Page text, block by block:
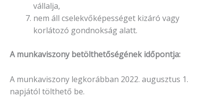
vállalja,
nem áll cselekvőképességet kizáró vagy
korlátozó gondnokság alatt.
A munkaviszony betölthetőségének időpontja:
A munkaviszony legkorábban 2022. augusztus 1.
napjától tölthető be.